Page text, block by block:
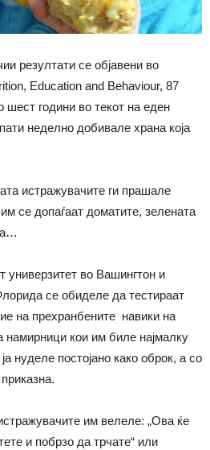
резултати се објавени во
Education and Behaviour, 87
шест години во текот на еден
неделно добивале храна која
истражувачите ги прашале
се допаѓаат доматите, зелената
универзитет во Вашингтон и
се обиделе да тестираат
на прехранбените навики на
намирници кои им биле најмалку
нуделе постојано како оброк, а со
им велеле: „Ова ќе
и побрзо да трчате“ или